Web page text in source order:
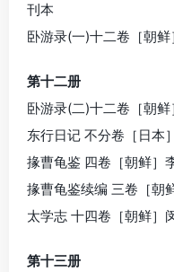
刊本
卧游录(一)十二卷［朝
第十二册
卧游录(二)十二卷［朝
东行日记 不分卷［日本
掾曹龟鉴 四卷［朝鲜］
掾曹龟鉴续编 三卷［朝
太学志 十四卷［朝鲜］
第十三册